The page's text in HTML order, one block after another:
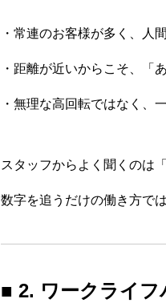
・常連のお客様が多く、人
・距離が近いからこそ、「
・無理な高回転ではなく、
スタッフからよく聞くのは
数字を追うだけの働き方で
■ 2. ワークライ